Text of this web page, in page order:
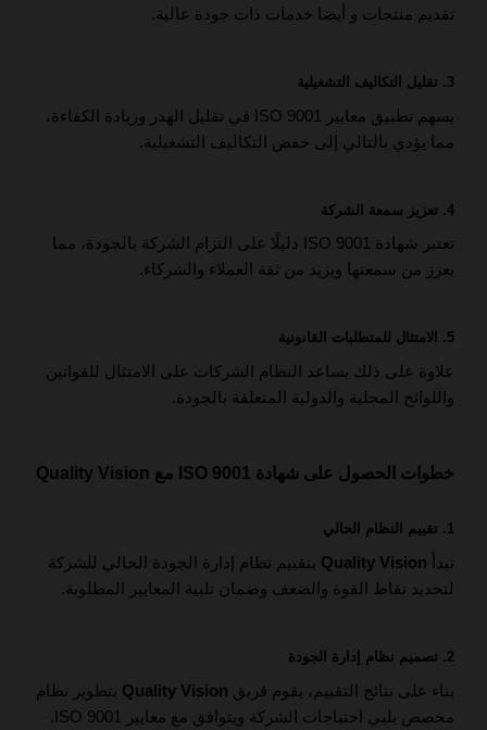
تقديم منتجات و أيضا خدمات ذات جودة عالية.
3. تقليل التكاليف التشغيلية
يسهم تطبيق معايير ISO 9001 في تقليل الهدر وزيادة الكفاءة،
مما يؤدي بالتالي إلى خفض التكاليف التشغيلية.
4. تعزيز سمعة الشركة
تعتبر شهادة ISO 9001 دليلًا على التزام الشركة بالجودة، مما
يعزز من سمعتها ويزيد من ثقة العملاء والشركاء.
5. الامتثال للمتطلبات القانونية
علاوة على ذلك يساعد النظام الشركات على الامتثال للقوانين
واللوائح المحلية والدولية المتعلقة بالجودة.
خطوات الحصول على شهادة ISO 9001 مع Quality Vision
1. تقييم النظام الحالي
تبدأ Quality Vision بتقييم نظام إدارة الجودة الحالي للشركة
لتحديد نقاط القوة والضعف وضمان تلبية المعايير المطلوبة.
2. تصميم نظام إدارة الجودة
بناء على نتائج التقييم، يقوم فريق Quality Vision بتطوير نظام
مخصص يلبي احتياجات الشركة ويتوافق مع معايير ISO 9001.